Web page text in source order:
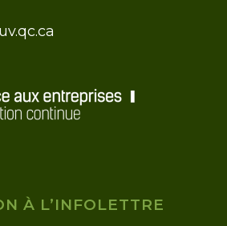
À L’INFOLETTRE